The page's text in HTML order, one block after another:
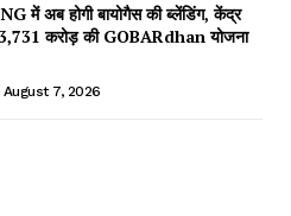
में अब होगी बायोगैस की ब्लेंडिंग, केंद्र
करोड़ की GOBARdhan योजना
August 7, 2026